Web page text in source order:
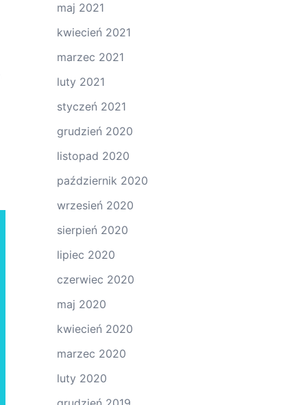
maj 2021
kwiecień 2021
marzec 2021
luty 2021
styczeń 2021
grudzień 2020
listopad 2020
październik 2020
wrzesień 2020
sierpień 2020
lipiec 2020
czerwiec 2020
maj 2020
kwiecień 2020
marzec 2020
luty 2020